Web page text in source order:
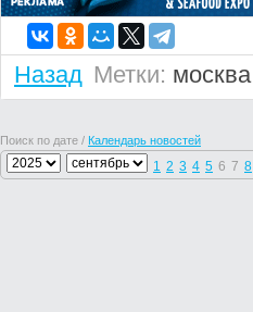
Назад Метки: москва
Поиск по дате / Календарь новостей
1 2 3 4 5 6 7 8